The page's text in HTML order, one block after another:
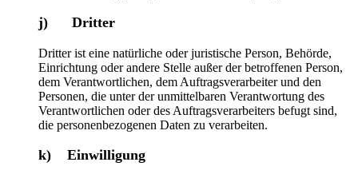
j) Dritter
Dritter ist eine natürliche oder juristische Person, Behörde,
Einrichtung oder andere Stelle außer der betroffenen Person,
dem Verantwortlichen, dem Auftragsverarbeiter und den
Personen, die unter der unmittelbaren Verantwortung des
Verantwortlichen oder des Auftragsverarbeiters befugt sind,
die personenbezogenen Daten zu verarbeiten.
k) Einwilligung